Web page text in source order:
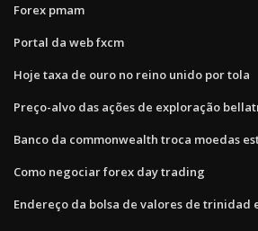
Forex pmam
Portal da web fxcm
Hoje taxa de ouro no reino unido por tola
Preço-alvo das ações de exploração
Banco da commonwealth troca moedas
Como negociar forex day trading
Endereço da bolsa de valores de trinidad